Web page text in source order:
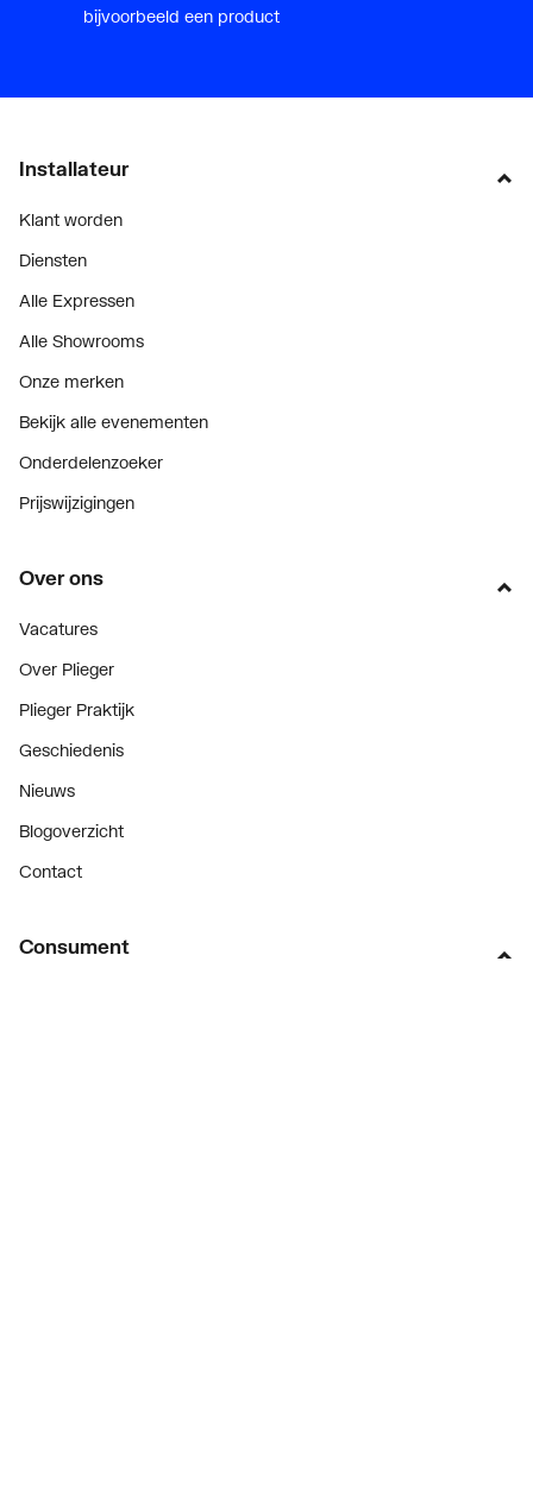
bijvoorbeeld een product
Installateur
Klant worden
Diensten
Alle Expressen
Alle Showrooms
Onze merken
Bekijk alle evenementen
Onderdelenzoeker
Prijswijzigingen
Over ons
Vacatures
Over Plieger
Plieger Praktijk
Geschiedenis
Nieuws
Blogoverzicht
Contact
Consument